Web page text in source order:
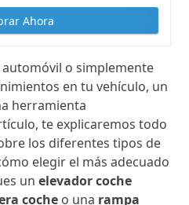
Ahora
o simplemente
en tu vehículo, un
herramienta
te explicaremos todo
los diferentes tipos de
elegir el más adecuado
unelevador coche
coche o una rampa